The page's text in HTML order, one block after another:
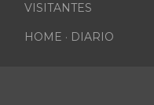
VISITANTES
HOME DIARIO